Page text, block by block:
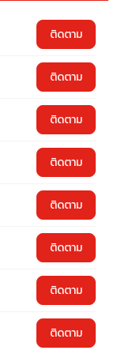
ติดตาม
ติดตาม
ติดตาม
ติดตาม
ติดตาม
ติดตาม
ติดตาม
ติดตาม